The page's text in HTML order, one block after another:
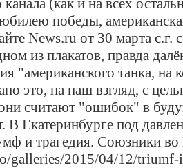
канала (как и на всех
победы,
News.ru от 30 марта
из плакатов, правда
"американского танка, на
это, на наш взгляд, с
считают "ошибок" в
В Екатеринбурге под
и трагедия. Союзники
galleries/2015/04/12/